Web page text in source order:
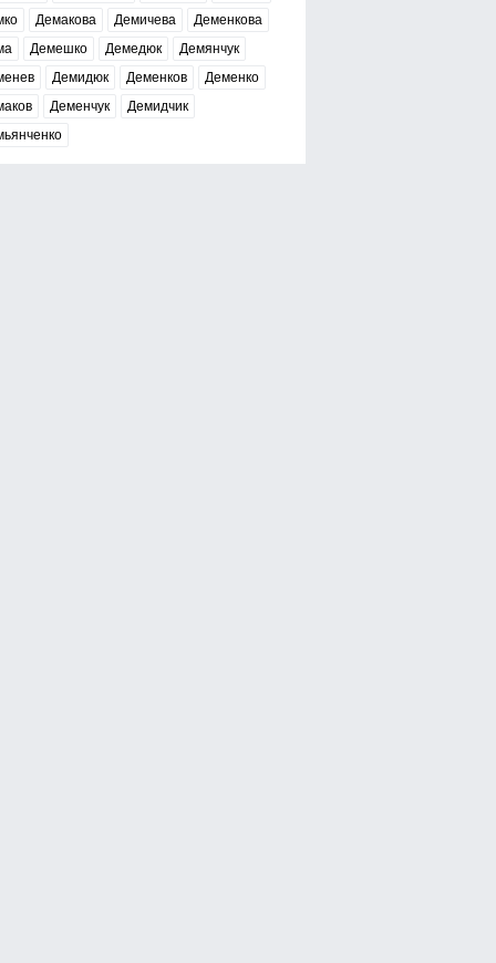
Демакова Демичева
Деменкова
Демешко Демедюк
Демянчук
Демидюк Деменков
Деменко
Деменчук
Демидчик